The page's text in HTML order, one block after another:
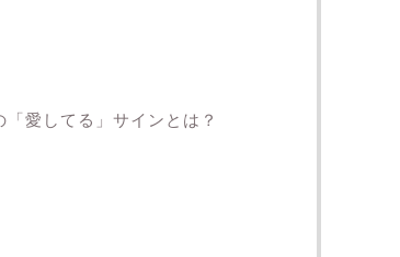
愛してる」サインとは？